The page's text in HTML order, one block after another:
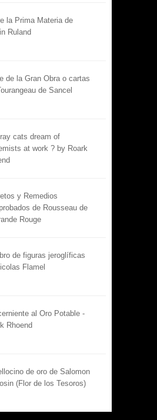
la Prima Materia de
Ruland
de la Gran Obra o cartas
de Sancel
cats dream of
at work ? by Roark
y Remedios
de Rousseau de
Rouge
de figuras jeroglíficas
Flamel
al Oro Potable -
Rhoend
de oro de Salomon
(Flor de los Tesoros)